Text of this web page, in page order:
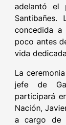
adelantó el
concedida a
poco antes
vida
La
jefe de
participará
Nación,
a cargo de